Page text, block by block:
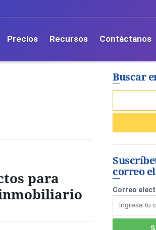
Precios Recursos Contáctanos
para
Buscar
correo
Correo